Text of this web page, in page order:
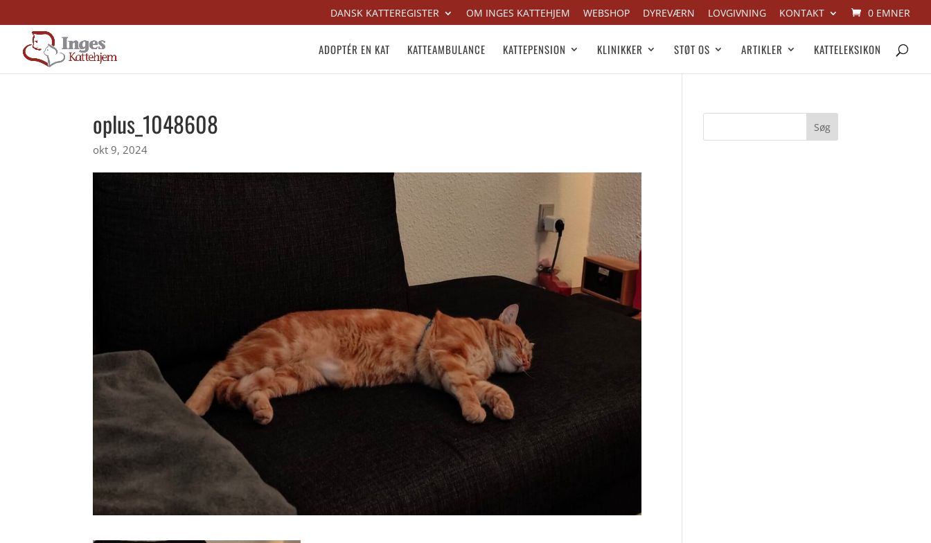
DANSK KATTEREGISTER OM INGES KATTEHJEM WEBSHOP DYREVÆRN LOVGIVNING KONTAKT 0 EMNER
ADOPTÉR EN KAT KATTEAMBULANCE KATTEPENSION KLINIKKER STØT OS ARTIKLER KATTELEKSIKON
oplus_1048608
okt 9, 2024